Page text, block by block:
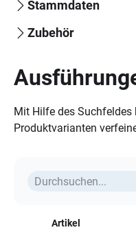
Stammdaten
Zubehör
Mit Hilfe des Suchfeldes
Produktvarianten
Artikel